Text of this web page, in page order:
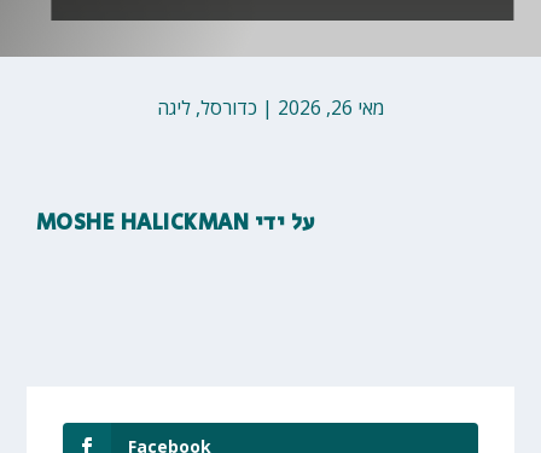
מאי 26, 2026 | כדורסל, ליגה
על ידי MOSHE HALICKMAN
Facebook